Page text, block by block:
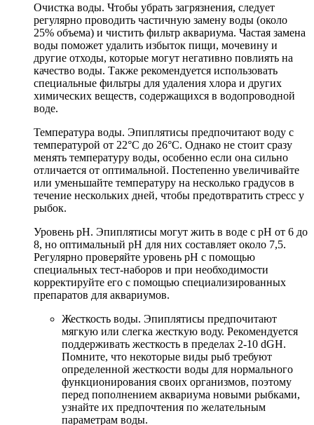
Очистка воды. Чтобы убрать загрязнения, следует
регулярно проводить частичную замену воды (около
25% объема) и чистить фильтр аквариума. Частая замена
воды поможет удалить избыток пищи, мочевину и
другие отходы, которые могут негативно повлиять на
качество воды. Также рекомендуется использовать
специальные фильтры для удаления хлора и других
химических веществ, содержащихся в водопроводной
воде.
Температура воды. Эпиплятисы предпочитают воду с
температурой от 22°C до 26°C. Однако не стоит сразу
менять температуру воды, особенно если она сильно
отличается от оптимальной. Постепенно увеличивайте
или уменьшайте температуру на несколько градусов в
течение нескольких дней, чтобы предотвратить стресс у
рыбок.
Уровень pH. Эпиплятисы могут жить в воде с pH от 6 до
8, но оптимальный pH для них составляет около 7,5.
Регулярно проверяйте уровень pH с помощью
специальных тест-наборов и при необходимости
корректируйте его с помощью специализированных
препаратов для аквариумов.
Жесткость воды. Эпиплятисы предпочитают
мягкую или слегка жесткую воду. Рекомендуется
поддерживать жесткость в пределах 2-10 dGH.
Помните, что некоторые виды рыб требуют
определенной жесткости воды для нормального
функционирования своих организмов, поэтому
перед пополнением аквариума новыми рыбками,
узнайте их предпочтения по желательным
параметрам воды.